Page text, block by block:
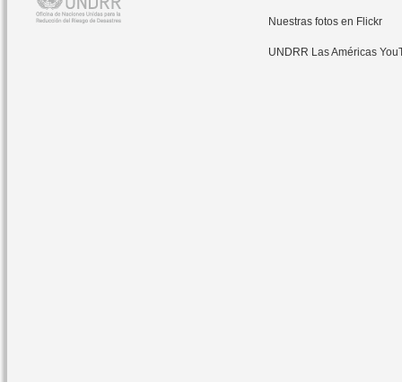
Nuestras fotos en Flickr
UNDRR Las Américas